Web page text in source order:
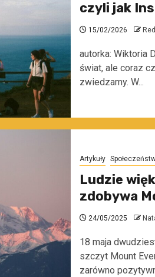
czyli jak
15/02/2026
autorka: Wiktoria
świat, ale coraz
zwiedzamy. W...
Artykuły
Ludzie
zdobywa
24/05/2025
18 maja
szczyt Mount
zarówno